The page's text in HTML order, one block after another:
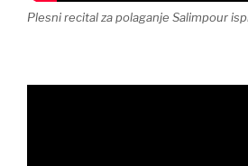
Plesni recital za polaganje Salimpour